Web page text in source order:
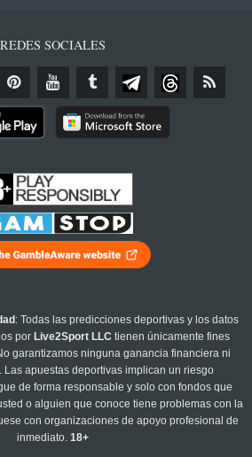
REDES SOCIALES
: Todas las predicciones deportivas y los datos
por Live2Sport LLC tienen únicamente fines
garantizamos ninguna ganancia financiera ni
Las apuestas deportivas implican un riesgo
de forma responsable y solo con fondos que
o alguien que conoce tiene problemas con la
con organizaciones de apoyo profesional de
inmediato.18+